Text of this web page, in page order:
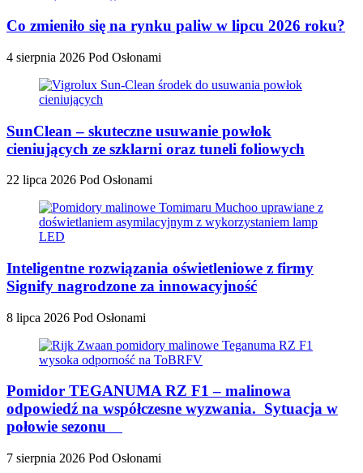
Co zmieniło się na rynku paliw w lipcu 2026 roku?
4 sierpnia 2026 Pod Osłonami
SunClean – skuteczne usuwanie powłok
cieniujących ze szklarni oraz tuneli foliowych
22 lipca 2026 Pod Osłonami
Inteligentne rozwiązania oświetleniowe z firmy
Signify nagrodzone za innowacyjność
8 lipca 2026 Pod Osłonami
Pomidor TEGANUMA RZ F1 – malinowa
odpowiedź na współczesne wyzwania. Sytuacja w
połowie sezonu
7 sierpnia 2026 Pod Osłonami